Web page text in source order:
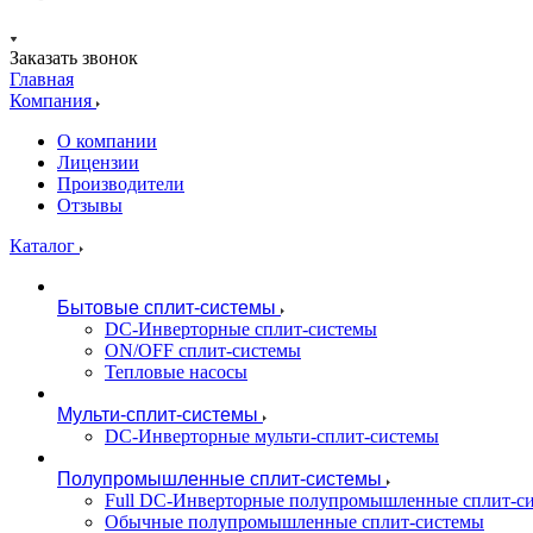
Заказать звонок
Главная
Компания
О компании
Лицензии
Производители
Отзывы
Каталог
Бытовые сплит-системы
DC-Инверторные сплит-системы
ON/OFF сплит-системы
Тепловые насосы
Мульти-сплит-системы
DC-Инверторные мульти-сплит-системы
Полупромышленные сплит-системы
Full DC-Инверторные полупромышленные сплит-
Обычные полупромышленные сплит-системы